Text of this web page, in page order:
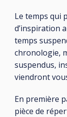
Le temps qui
d’inspiration
temps
chronologie,
suspendus,
viendront
En première
pièce de